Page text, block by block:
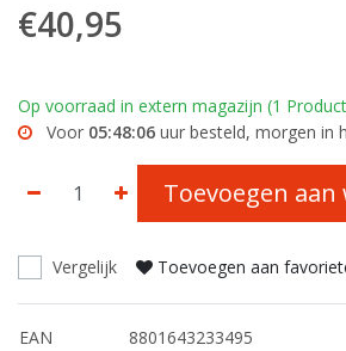
€40,95
Op voorraad in extern magazijn (1
Voor 05:48:06 uur besteld, morgen in
Toevoegen
Vergelijk Toevoegen aan
EAN 8801643233495